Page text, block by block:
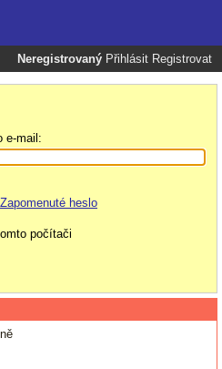
Neregistrovaný Přihlásit Registrovat
e-mail:
Zapomenuté heslo
počítači